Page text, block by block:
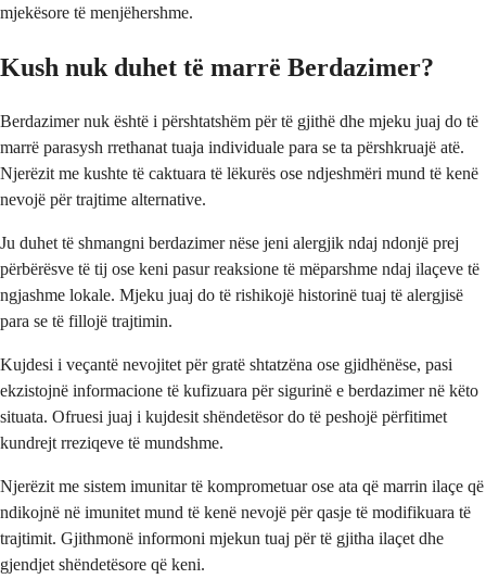
mjekësore të menjëhershme.
Kush nuk duhet të marrë Berdazimer?
Berdazimer nuk është i përshtatshëm për të gjithë dhe mjeku juaj do të
marrë parasysh rrethanat tuaja individuale para se ta përshkruajë atë.
Njerëzit me kushte të caktuara të lëkurës ose ndjeshmëri mund të kenë
nevojë për trajtime alternative.
Ju duhet të shmangni berdazimer nëse jeni alergjik ndaj ndonjë prej
përbërësve të tij ose keni pasur reaksione të mëparshme ndaj ilaçeve të
ngjashme lokale. Mjeku juaj do të rishikojë historinë tuaj të alergjisë
para se të fillojë trajtimin.
Kujdesi i veçantë nevojitet për gratë shtatzëna ose gjidhënëse, pasi
ekzistojnë informacione të kufizuara për sigurinë e berdazimer në këto
situata. Ofruesi juaj i kujdesit shëndetësor do të peshojë përfitimet
kundrejt rreziqeve të mundshme.
Njerëzit me sistem imunitar të komprometuar ose ata që marrin ilaçe që
ndikojnë në imunitet mund të kenë nevojë për qasje të modifikuara të
trajtimit. Gjithmonë informoni mjekun tuaj për të gjitha ilaçet dhe
gjendjet shëndetësore që keni.